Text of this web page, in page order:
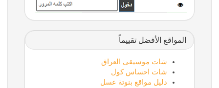
المواقع الأفضل تقييماً
شات موسيقى العراق
شات احساس كول
دليل مواقع بنوتة عسل